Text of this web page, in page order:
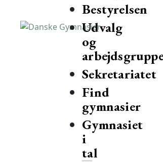
Danske Gymnasier
Danske Gymnasier er
Bestyrelsen
Udvalg
og
Sekretariatet
Find
gymnasier
Gymnasiet
i
tal